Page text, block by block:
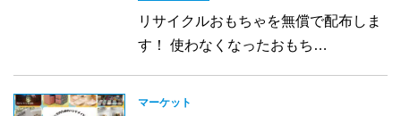
リサイクルおもちゃを無償で配布しま
す！ 使わなくなったおもち…
マーケット